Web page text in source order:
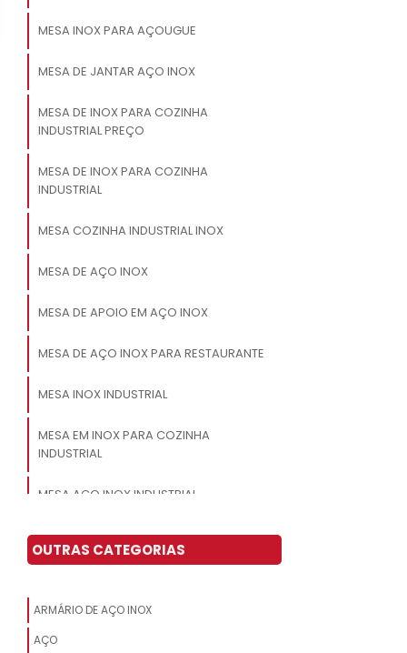
MESA INOX PARA AÇOUGUE
MESA DE JANTAR AÇO INOX
MESA DE INOX PARA COZINHA
INDUSTRIAL PREÇO
MESA DE INOX PARA COZINHA
INDUSTRIAL
MESA COZINHA INDUSTRIAL INOX
MESA DE AÇO INOX
MESA DE APOIO EM AÇO INOX
MESA DE AÇO INOX PARA RESTAURANTE
MESA INOX INDUSTRIAL
MESA EM INOX PARA COZINHA
INDUSTRIAL
MESA AÇO INOX INDUSTRIAL
MESA DE INOX PARA PADARIA
MESA INOX COM PRATELEIRA
OUTRAS CATEGORIAS
ARMÁRIO DE AÇO INOX
AÇO